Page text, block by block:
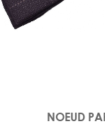
NOEUD